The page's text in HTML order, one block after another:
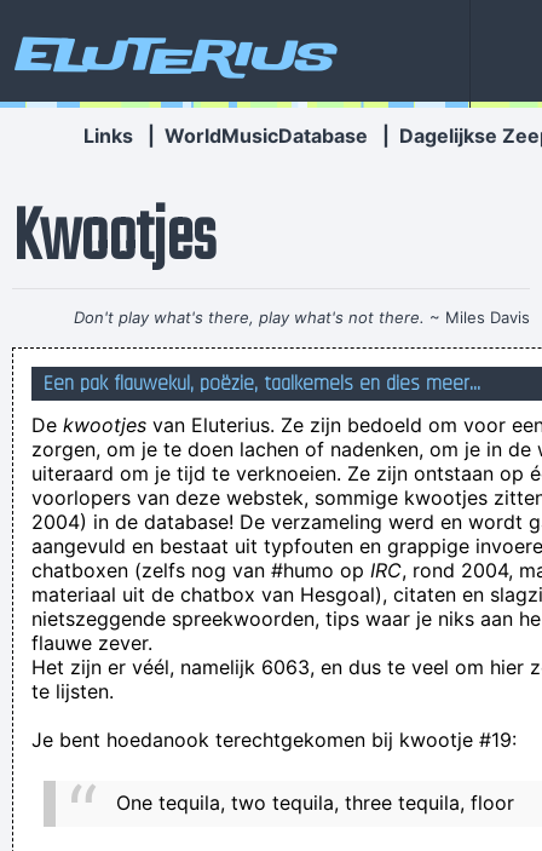
Eluterius
Links WorldMusicDatabase Dagelijkse
Kwootjes
Don't play what's there, play what's not there. ~ Miles Davis
Oons doel is om plantaardige producten te braken die het
voor jou makkelijker maken
Adolf Hitler zei in slecht Engels dat hij één teelbal wel
eunuch vond.
Vooral angstsweat. Bijna geen glory.
Te koop, set van 15 inbussleutels. Van Ikea. Wel allemaal
dezelfde maat.
Koppel wil hond uitlachen maar moet snel naar binnen
Er komt een moment waarop je moet stoppen met een
plasje zouden springen voor jou.
Een pak flauwekul, poëzie, taalkemels en dies meer...
De kwootjes van Eluterius. Ze zijn bedoeld om voor
zorgen, om je te doen lachen of nadenken, om je in de
uiteraard om je tijd te verknoeien. Ze zijn ontstaan op
voorlopers van deze webstek, sommige kwootjes
2004) in de database! De verzameling werd en wordt
aangevuld en bestaat uit typfouten en grappige
chatboxen (zelfs nog van #humo op IRC, rond 2004,
materiaal uit de chatbox van Hesgoal), citaten en
nietszeggende spreekwoorden, tips waar je niks aan
flauwe zever.
Het zijn er véél, namelijk 6063, en dus te veel om hier
te lijsten.
Je bent hoedanook terechtgekomen bij kwootje #19:
One tequila, two tequila, three tequila, floor